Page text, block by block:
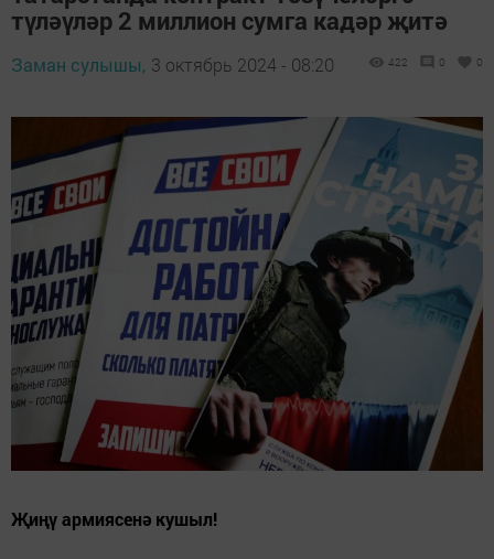
түләүләр 2 миллион сумга кадәр җитә
Заман сулышы, 3 октябрь 2024 - 08:20 422 0 0
Җиңү армиясенә кушыл!